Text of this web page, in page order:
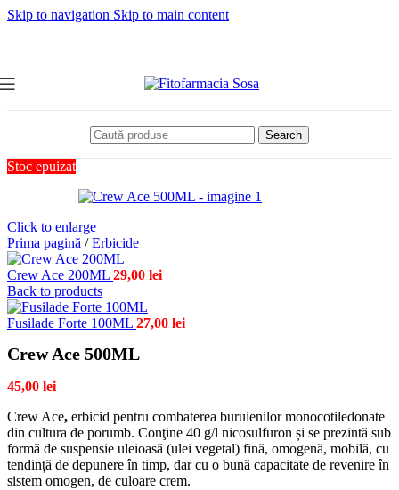
Skip to navigation Skip to main content
Search
Stoc epuizat
Click to enlarge
Prima pagină / Erbicide
Crew Ace 200ML 29,00 lei
Back to products
Fusilade Forte 100ML 27,00 lei
Crew Ace 500ML
45,00 lei
Crew Ace, erbicid pentru combaterea buruienilor monocotiledonate
din cultura de porumb. Conţine 40 g/l nicosulfuron și se prezintă sub
formă de suspensie uleioasă (ulei vegetal) fină, omogenă, mobilă, cu
tendință de depunere în timp, dar cu o bună capacitate de revenire în
sistem omogen, de culoare crem.